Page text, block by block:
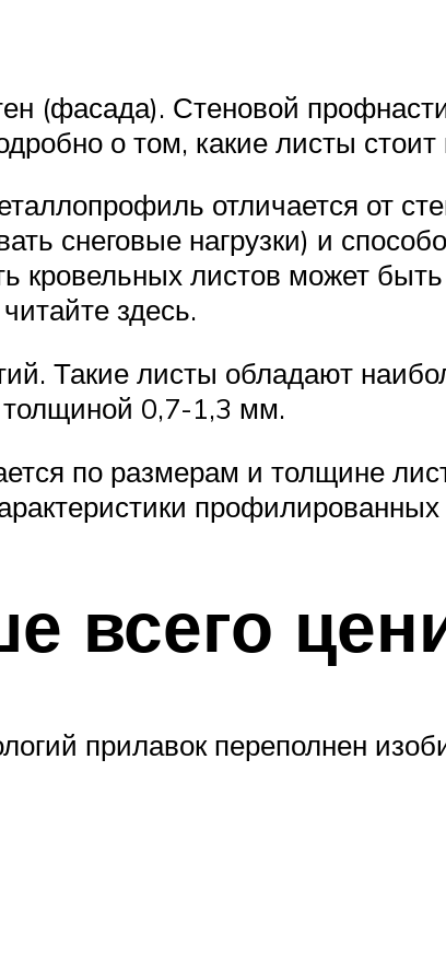
(фасада). Стеновой
о том, какие листы стоит
отличается от
снеговые нагрузки) и
кровельных листов может
здесь.
Такие листы обладают
толщиной 0,7-1,3 мм.
по размерам и толщине
профилированных
всего
прилавок переполнен